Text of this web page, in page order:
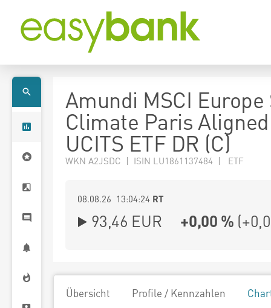
Amundi MSCI Europe
Climate Paris
UCITS ETF DR (C)
WKN A2JSDC | ISIN LU1861137484 | ETF
08.08.26 13:04:24 RT
93,46 EUR +0,00 % (
Übersicht Profile / Kennzahlen